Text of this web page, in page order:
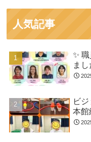
人気記事
✨
ま
ビ
本